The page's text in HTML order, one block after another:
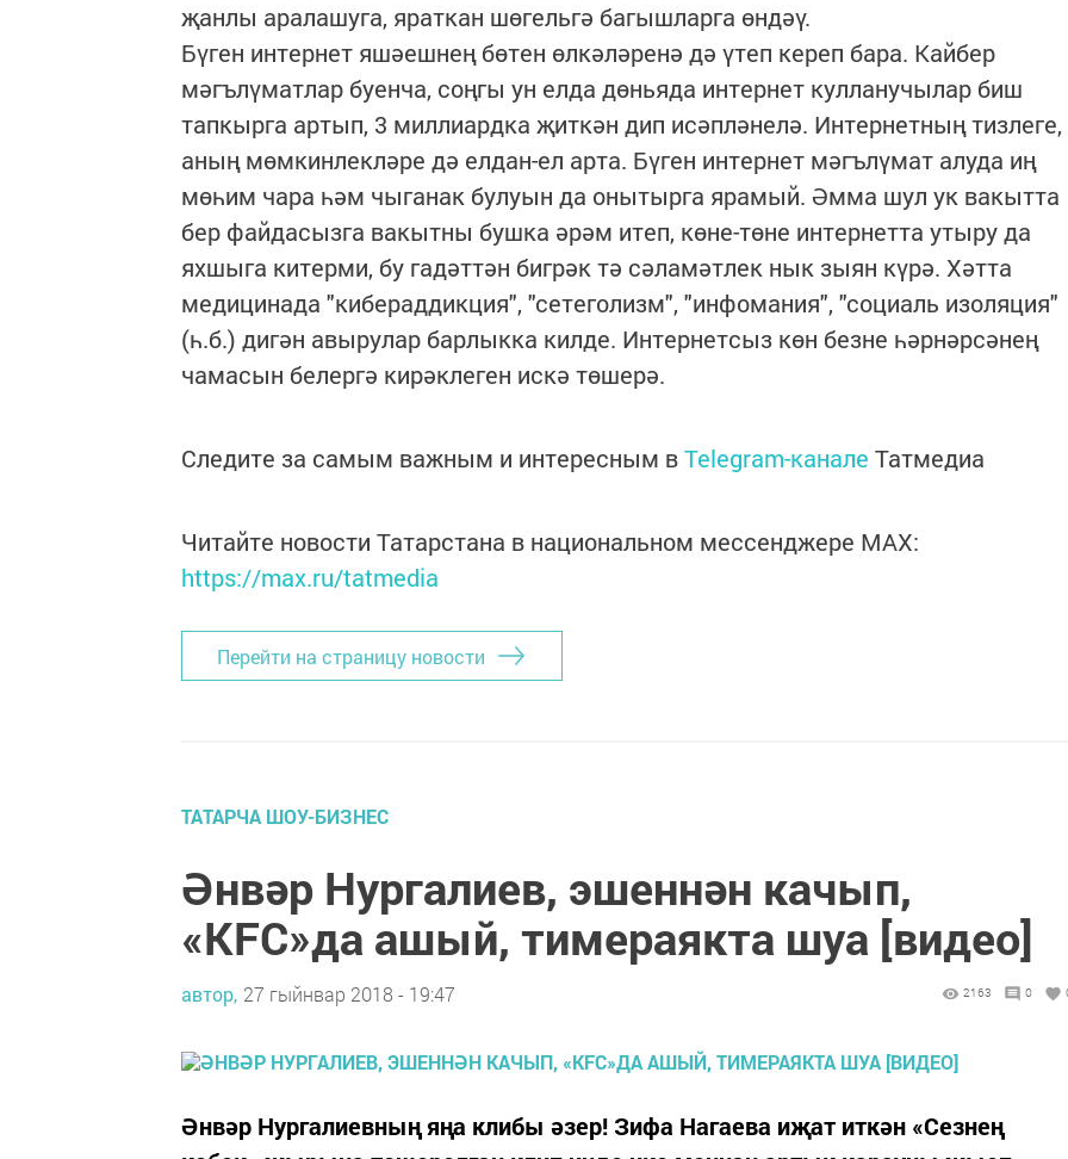
җанлы аралашуга, яраткан шөгельгә багышларга өндәү.
Бүген интернет яшәешнең бөтен өлкәләренә дә үтеп кереп бара. Кайбер
мәгълүматлар буенча, соңгы ун елда дөньяда интернет кулланучылар биш
тапкырга артып, 3 миллиардка җиткән дип исәпләнелә. Интернетның тизлеге,
аның мөмкинлекләре дә елдан-ел арта. Бүген интернет мәгълүмат алуда иң
мөһим чара һәм чыганак булуын да онытырга ярамый. Әмма шул ук вакытта
бер файдасызга вакытны бушка әрәм итеп, көне-төне интернетта утыру да
яхшыга китерми, бу гадәттән бигрәк тә сәламәтлек нык зыян күрә. Хәтта
медицинада "кибераддикция", "сетеголизм", "инфомания", "социаль изоляция"
(һ.б.) дигән авырулар барлыкка килде. Интернетсыз көн безне һәрнәрсәнең
чамасын белергә кирәклеген искә төшерә.
Следите за самым важным и интересным вTelegram-канале Татмедиа
Читайте новости Татарстана в национальном мессенджере MАХ:
https://max.ru/tatmedia
Перейти на страницу новости
ТАТАРЧА ШОУ-БИЗНЕС
Әнвәр Нургалиев, эшеннән качып,
«KFC»да ашый, тимераякта шуа [видео]
автор, 27 гыйнвар 2018 - 19:47 2163 0
Әнвәр Нургалиевның яңа клибы әзер! Зифа Нагаева иҗат иткән «Сезнең